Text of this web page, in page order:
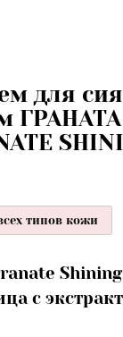
для
ГРАНАТА
типов кожи
с